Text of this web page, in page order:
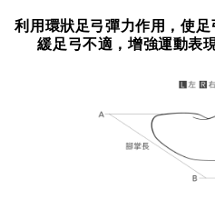
利用環狀足弓彈力作用，使
緩足弓不適，增強運動表